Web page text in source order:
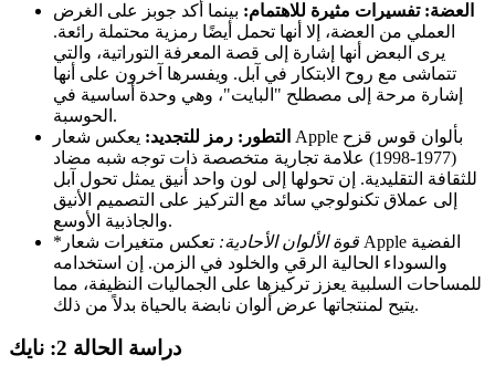
العضة: تفسيرات مثيرة للاهتمام: بينما أكد جوبز على الغرض
العملي من العضة، إلا أنها تحمل أيضًا رمزية محتملة رائعة.
يرى البعض أنها إشارة إلى قصة المعرفة التوراتية، والتي
تتماشى مع روح الابتكار في آبل. ويفسرها آخرون على أنها
إشارة مرحة إلى مصطلح "البايت"، وهي وحدة أساسية في
الحوسبة.
التطور: رمز للتجديد: يعكس شعار Apple بألوان قوس قزح
(1977-1998) علامة تجارية متخصصة ذات توجه شبه مضاد
للثقافة التقليدية. إن تحولها إلى لون واحد أنيق يمثل تحول آبل
إلى عملاق تكنولوجي سائد مع التركيز على التصميم الأنيق
والجاذبية الأوسع.
*
قوة الألوان الأحادية: تعكس متغيرات شعار Apple الفضية
والسوداء الحالية الرقي والخلود في الزمن. إن استخدامه
للمساحات السلبية يعزز تركيزها على الجماليات النظيفة، مما
يتيح لمنتجاتها عرض ألوان نابضة بالحياة بدلاً من ذلك.
دراسة الحالة 2: نايك